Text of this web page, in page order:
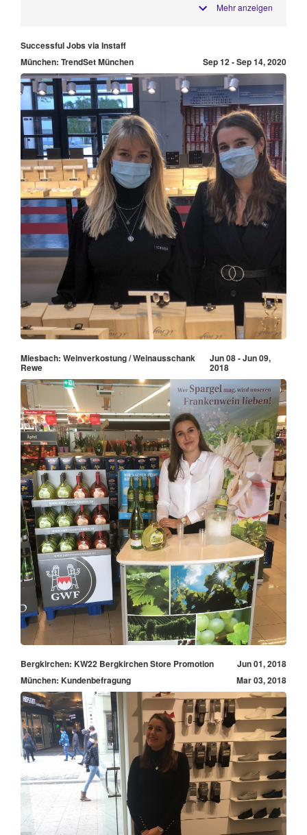
Mehr anzeigen
Successful Jobs via Instaff
München: TrendSet München
Sep 12 - Sep 14, 2020
Miesbach: Weinverkostung / Weinausschank
Rewe
Jun 08 - Jun 09,
2018
Bergkirchen: KW22 Bergkirchen Store Promotion
Jun 01, 2018
München: Kundenbefragung
Mar 03, 2018